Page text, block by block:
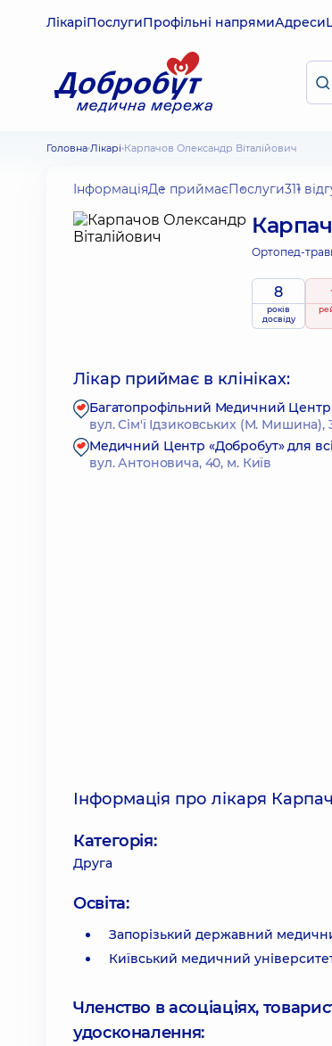
ЛікаріПослугиПрофільні напрямиАдреси
Головна Лікарі Карпачов Олександр Віталійович
ІнформаціяДе приймаєПослуги311
Ортопед-
8
років
досвіду
Лікар приймає в клініках:
Багатопрофільний Медичний Центр
вул. Сім'ї Ідзиковських (М. Мишина),
Медичний Центр «Добробут» для
вул. Антоновича, 40, м. Київ
Інформація про лікаря
Категорія:
Друга
Освіта:
Запорізький державний
Київський медичний
Членство в асоціаціях,
удосконалення: